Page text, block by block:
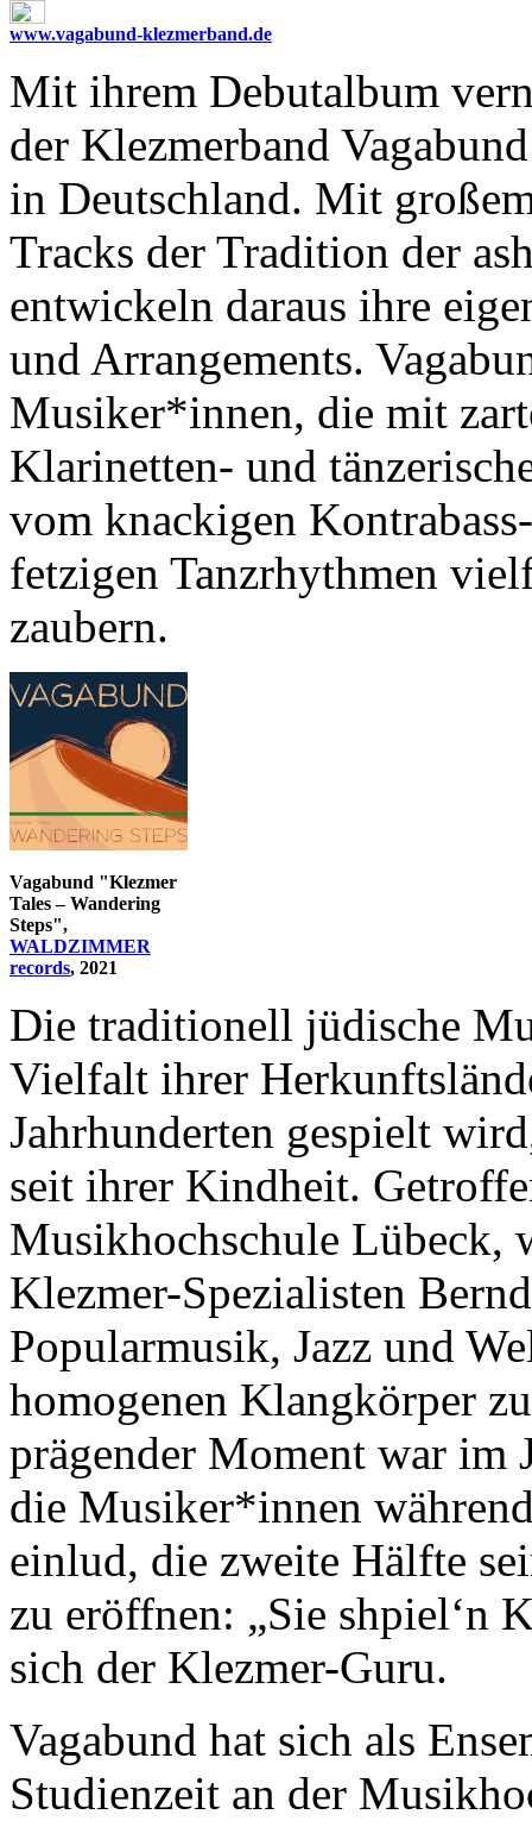
www.vagabund-klezmerband.de
Mit ihrem Debutalbum
der Klezmerband
in Deutschland. Mit
Tracks der Tradition der
entwickeln daraus ihre
und Arrangements.
Musiker*innen, die mit
Klarinetten- und
vom knackigen
fetzigen Tanzrhythmen
zaubern.
Vagabund "Klezmer
Tales – Wandering
Steps",
WALDZIMMER
records, 2021
Die traditionell jüdische
Vielfalt ihrer
Jahrhunderten gespielt
seit ihrer Kindheit.
Musikhochschule Lübeck,
Klezmer-Spezialisten
Popularmusik, Jazz und
homogenen Klangkörper
prägender Moment war im
die Musiker*innen
einlud, die zweite Hälfte
zu eröffnen: „Sie shpiel‘n
sich der Klezmer-Guru.
Vagabund hat sich als
Studienzeit an der